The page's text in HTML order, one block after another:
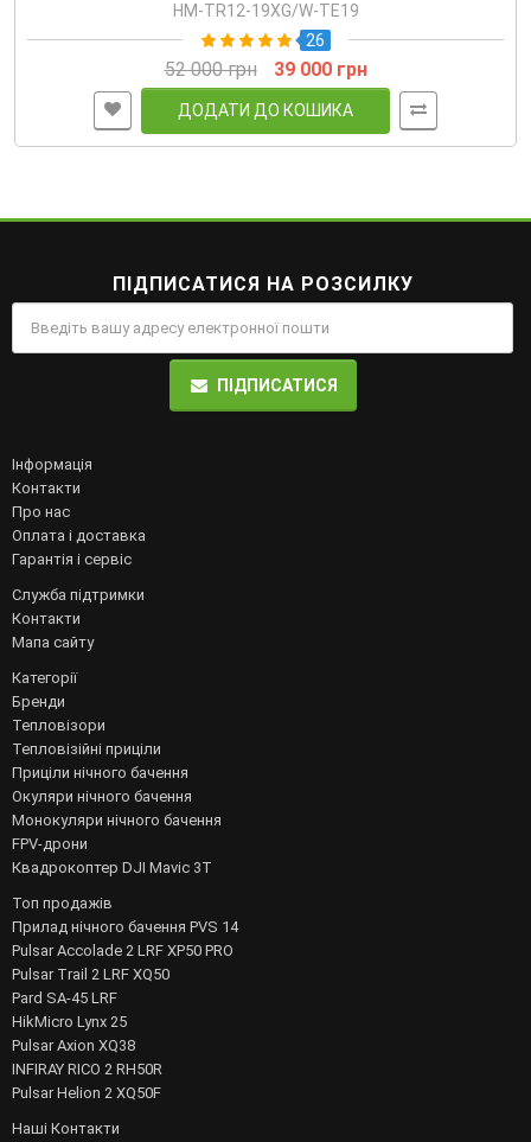
HM-TR12-19XG/W-TE19
26
52 000 грн 39 000 грн
ДОДАТИ ДО КОШИКА
ПІДПИСАТИСЯ НА РОЗСИЛКУ
ПІДПИСАТИСЯ
Інформація
Контакти
Про нас
Оплата і доставка
Гарантія і сервіс
Служба підтримки
Контакти
Мапа сайту
Категорії
Бренди
Тепловізори
Тепловізійні приціли
Приціли нічного бачення
Окуляри нічного бачення
Монокуляри нічного бачення
FPV-дрони
Квадрокоптер DJI Mavic 3T
Топ продажів
Прилад нічного бачення PVS 14
Pulsar Accolade 2 LRF XP50 PRO
Pulsar Trail 2 LRF XQ50
Pard SA-45 LRF
HikMicro Lynx 25
Pulsar Axion XQ38
INFIRAY RICO 2 RH50R
Pulsar Helion 2 XQ50F
Наші Контакти